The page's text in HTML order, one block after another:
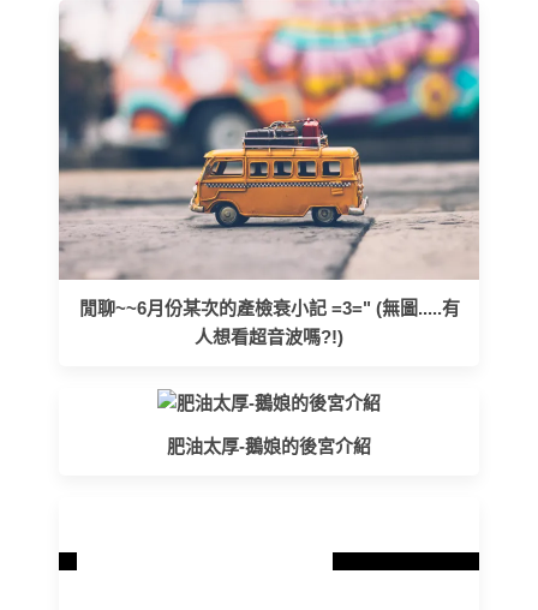
閒聊~~6月份某次的產檢衰小記 =3=" (無圖.....有
人想看超音波嗎?!)
肥油太厚-鵝娘的後宮介紹